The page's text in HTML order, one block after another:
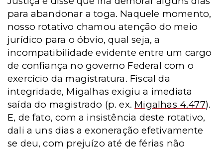
para abandonar a toga. Naquele momento,
nosso rotativo chamou atenção do meio
jurídico para o óbvio, qual seja, a
incompatibilidade evidente entre um cargo
de confiança no governo Federal com o
exercício da magistratura. Fiscal da
integridade, Migalhas exigiu a imediata
saída do magistrado (p. ex. Migalhas 4.477).
E, de fato, com a insistência deste rotativo,
dali a uns dias a exoneração efetivamente
se deu, com prejuízo até de férias não